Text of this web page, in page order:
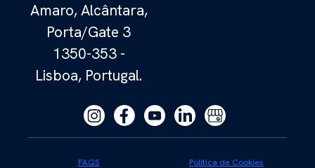
Amaro, Alcântara,
Porta/Gate 3
1350-353 -
Lisboa, Portugal.
FAQS Política de Cookies